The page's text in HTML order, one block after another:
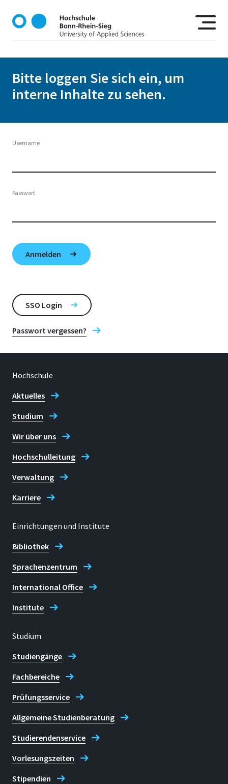
k
Bitte loggen Sie sich ein, um
interne Inhalte zu sehen.
Username
Passwort
SSO Login
Passwort vergessen?
Hochschule
Aktuelles
Studium
Wir über uns
Hochschulleitung
Verwaltung
Karriere
Einrichtungen und Institute
Bibliothek
Sprachenzentrum
International Office
Institute
Studium
Studiengänge
Fachbereiche
Prüfungsservice
Allgemeine Studienberatung
Studierendenservice
Vorlesungszeiten
Stipendien